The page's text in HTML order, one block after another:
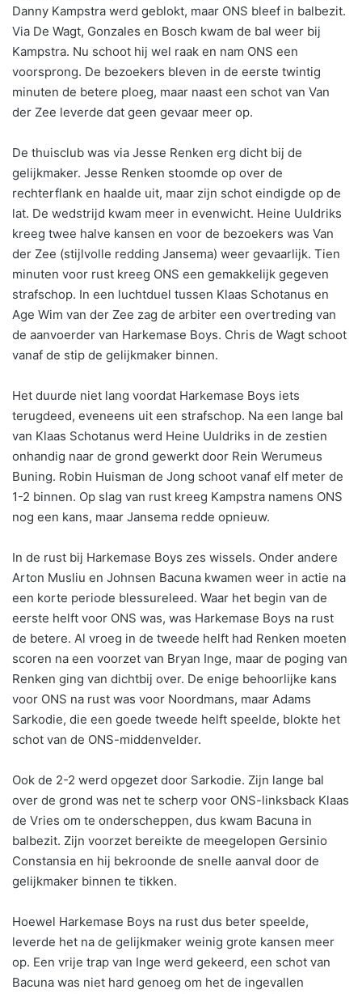
Danny Kampstra werd geblokt, maar ONS bleef in balbezit.
Via De Wagt, Gonzales en Bosch kwam de bal weer bij
Kampstra. Nu schoot hij wel raak en nam ONS een
voorsprong. De bezoekers bleven in de eerste twintig
minuten de betere ploeg, maar naast een schot van Van
der Zee leverde dat geen gevaar meer op.
De thuisclub was via Jesse Renken erg dicht bij de
gelijkmaker. Jesse Renken stoomde op over de
rechterflank en haalde uit, maar zijn schot eindigde op de
lat. De wedstrijd kwam meer in evenwicht. Heine Uuldriks
kreeg twee halve kansen en voor de bezoekers was Van
der Zee (stijlvolle redding Jansema) weer gevaarlijk. Tien
minuten voor rust kreeg ONS een gemakkelijk gegeven
strafschop. In een luchtduel tussen Klaas Schotanus en
Age Wim van der Zee zag de arbiter een overtreding van
de aanvoerder van Harkemase Boys. Chris de Wagt schoot
vanaf de stip de gelijkmaker binnen.
Het duurde niet lang voordat Harkemase Boys iets
terugdeed, eveneens uit een strafschop. Na een lange bal
van Klaas Schotanus werd Heine Uuldriks in de zestien
onhandig naar de grond gewerkt door Rein Werumeus
Buning. Robin Huisman de Jong schoot vanaf elf meter de
1-2 binnen. Op slag van rust kreeg Kampstra namens ONS
nog een kans, maar Jansema redde opnieuw.
In de rust bij Harkemase Boys zes wissels. Onder andere
Arton Musliu en Johnsen Bacuna kwamen weer in actie na
een korte periode blessureleed. Waar het begin van de
eerste helft voor ONS was, was Harkemase Boys na rust
de betere. Al vroeg in de tweede helft had Renken moeten
scoren na een voorzet van Bryan Inge, maar de poging van
Renken ging van dichtbij over. De enige behoorlijke kans
voor ONS na rust was voor Noordmans, maar Adams
Sarkodie, die een goede tweede helft speelde, blokte het
schot van de ONS-middenvelder.
Ook de 2-2 werd opgezet door Sarkodie. Zijn lange bal
over de grond was net te scherp voor ONS-linksback Klaas
de Vries om te onderscheppen, dus kwam Bacuna in
balbezit. Zijn voorzet bereikte de meegelopen Gersinio
Constansia en hij bekroonde de snelle aanval door de
gelijkmaker binnen te tikken.
Hoewel Harkemase Boys na rust dus beter speelde,
leverde het na de gelijkmaker weinig grote kansen meer
op. Een vrije trap van Inge werd gekeerd, een schot van
Bacuna was niet hard genoeg om het de ingevallen